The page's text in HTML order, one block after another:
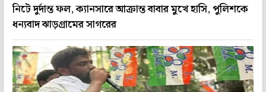
নিটে দুর্দান্ত ফল, ক্যানসারে আক্রান্ত বাবার মুখে হাসি, পুলিশকে
ধন্যবাদ ঝাড়গ্রামের সাগরের